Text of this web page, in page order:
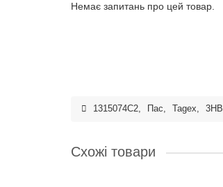
Немає запитань про цей товар.
1315074C2, Пас, Tagex, 3HB
Схожі товари